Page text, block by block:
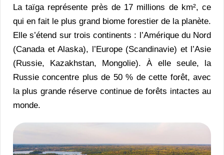
La taïga représente près de 17 millions de km², ce
qui en fait le plus grand biome forestier de la planète.
Elle s’étend sur trois continents : l’Amérique du Nord
(Canada et Alaska), l’Europe (Scandinavie) et l’Asie
(Russie, Kazakhstan, Mongolie). À elle seule, la
Russie concentre plus de 50 % de cette forêt, avec
la plus grande réserve continue de forêts intactes au
monde.